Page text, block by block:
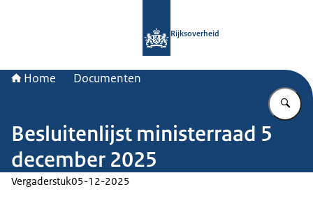
Rijksoverheid
Home Documenten
Besluitenlijst ministerraad 5
december 2025
Vergaderstuk05-12-2025